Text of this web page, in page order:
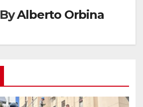
ByAlberto Orbina